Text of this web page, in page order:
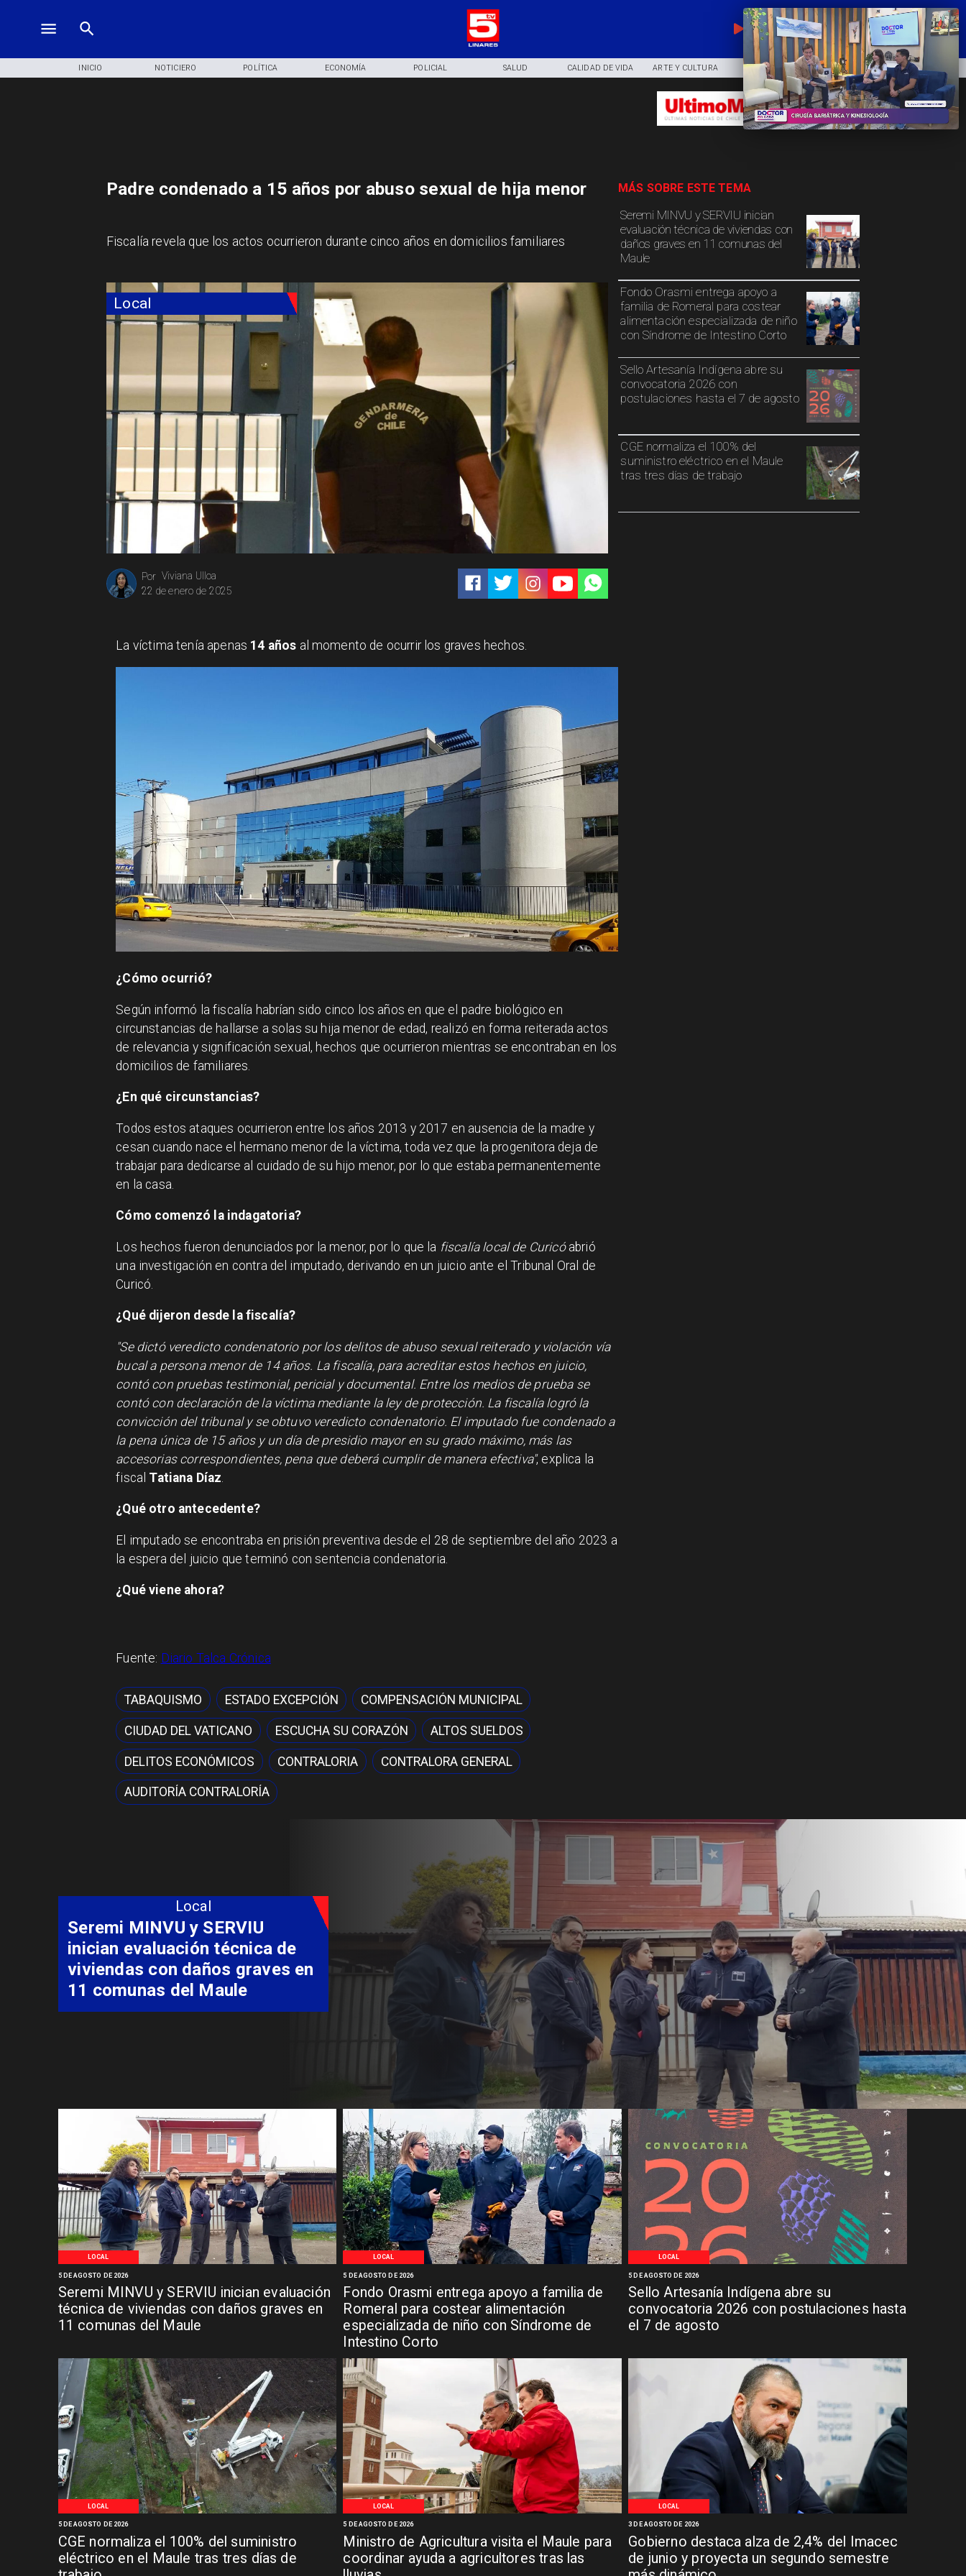
EN VIVO
INICIO NOTICIERO POLÍTICA ECONOMÍA POLICIAL SALUD CALIDAD DE VIDA ARTE Y CULTURA COMUNIDAD DEPORTES
Local
Viviana Ulloa
Por
22 de enero de 2025
Seremi MINVU y SERVIU inician
evaluación técnica de viviendas con
daños graves en 11 comunas del
Maule
Fondo Orasmi entrega apoyo a
familia de Romeral para costear
alimentación especializada de niño
con Síndrome de Intestino Corto
Sello Artesanía Indígena abre su
convocatoria 2026 con
postulaciones hasta el 7 de agosto
CGE normaliza el 100% del
suministro eléctrico en el Maule
tras tres días de trabajo
MÁS SOBRE ESTE TEMA
Padre condenado a 15 años por abuso sexual de hija menor
Fiscalía revela que los actos ocurrieron durante cinco años en domicilios familiares
La víctima tenía apenas 14 años al momento de ocurrir los graves hechos.
¿Cómo ocurrió?
Según informó la fiscalía habrían sido cinco los años en que el padre biológico en
circunstancias de hallarse a solas su hija menor de edad, realizó en forma reiterada actos
de relevancia y significación sexual, hechos que ocurrieron mientras se encontraban en los
domicilios de familiares.
¿En qué circunstancias?
Todos estos ataques ocurrieron entre los años 2013 y 2017 en ausencia de la madre y
cesan cuando nace el hermano menor de la víctima, toda vez que la progenitora deja de
trabajar para dedicarse al cuidado de su hijo menor, por lo que estaba permanentemente
en la casa.
Cómo comenzó la indagatoria?
Los hechos fueron denunciados por la menor, por lo que la fiscalía local de Curicóabrió
una investigación en contra del imputado, derivando en un juicio ante el Tribunal Oral de
Curicó.
¿Qué dijeron desde la fiscalía?
"Se dictó veredicto condenatorio por los delitos de abuso sexual reiterado y violación vía
bucal a persona menor de 14 años. La fiscalía, para acreditar estos hechos en juicio,
contó con pruebas testimonial, pericial y documental. Entre los medios de prueba se
contó con declaración de la víctima mediante la ley de protección. La fiscalía logró la
convicción del tribunal y se obtuvo veredicto condenatorio. El imputado fue condenado a
la pena única de 15 años y un día de presidio mayor en su grado máximo, más las
accesorias correspondientes, pena que deberá cumplir de manera efectiva", explica la
fiscal Tatiana Díaz
¿Qué otro antecedente?
El imputado se encontraba en prisión preventiva desde el 28 de septiembre del año 2023 a
la espera del juicio que terminó con sentencia condenatoria.
¿Qué viene ahora?
Fuente: Diario Talca Crónica
TABAQUISMO ESTADO EXCEPCIÓN COMPENSACIÓN MUNICIPAL
CIUDAD DEL VATICANO ESCUCHA SU CORAZÓN ALTOS SUELDOS
DELITOS ECONÓMICOS CONTRALORIA CONTRALORA GENERAL
AUDITORÍA CONTRALORÍA
LOCAL
Seremi MINVU y SERVIU inician evaluación
técnica de viviendas con daños graves en
11 comunas del Maule
5 DE AGOSTO DE 2026
LOCAL
Fondo Orasmi entrega apoyo a familia de
Romeral para costear alimentación
especializada de niño con Síndrome de
Intestino Corto
5 DE AGOSTO DE 2026
LOCAL
Sello Artesanía Indígena abre su
convocatoria 2026 con postulaciones hasta
el 7 de agosto
5 DE AGOSTO DE 2026
LOCAL
CGE normaliza el 100% del suministro
eléctrico en el Maule tras tres días de
5 DE AGOSTO DE 2026
LOCAL
Ministro de Agricultura visita el Maule para
coordinar ayuda a agricultores tras las
5 DE AGOSTO DE 2026
LOCAL
Gobierno destaca alza de 2,4% del Imacec
de junio y proyecta un segundo semestre
3 DE AGOSTO DE 2026
Local
Fondo Orasmi entrega apoyo a
familia de Romeral para
costear alimentación
especializada de niño con
Síndrome de Intestino Corto